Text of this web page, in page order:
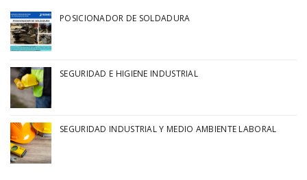
POSICIONADOR DE SOLDADURA
SEGURIDAD E HIGIENE INDUSTRIAL
SEGURIDAD INDUSTRIAL Y MEDIO AMBIENTE LABORAL